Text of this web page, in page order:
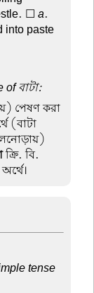
☐a.
into paste
বাটা:
পেষণ করা
(বাটা
ক্রি. বি.
tense